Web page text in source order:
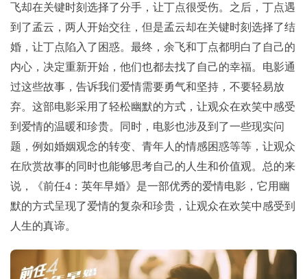
飞却在关键时刻选择了分手，让丁点很受伤。之后，丁点遇
到了孟云，两人开始交往，但是孟云却在关键时刻选择了结
婚，让丁点陷入了困惑。最终，余飞和丁点都明白了自己的
内心，决定重新开始，他们也都去找了自己的幸福。电影通
过这些故事，告诉我们爱情需要勇气和坚持，不要轻易放
弃。这部电影采用了轻松幽默的方式，让观众在欢笑中感受
到爱情的温暖和珍贵。同时，电影也涉及到了一些现实问
题，例如婚姻观念的转变、青年人的情感困惑等等，让观众
在欣赏故事的同时也能够思考自己的人生和价值观。总的来
说，《前任4：英年早婚》是一部优秀的爱情电影，它用幽
默的方式呈现了爱情的复杂和珍贵，让观众在欢笑中感受到
人生的真谛。